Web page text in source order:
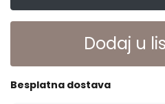
Dodaj u
Besplatna dostava